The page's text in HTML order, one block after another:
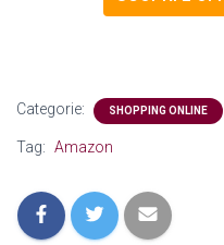
Categorie: SHOPPING ONLINE
Tag: Amazon